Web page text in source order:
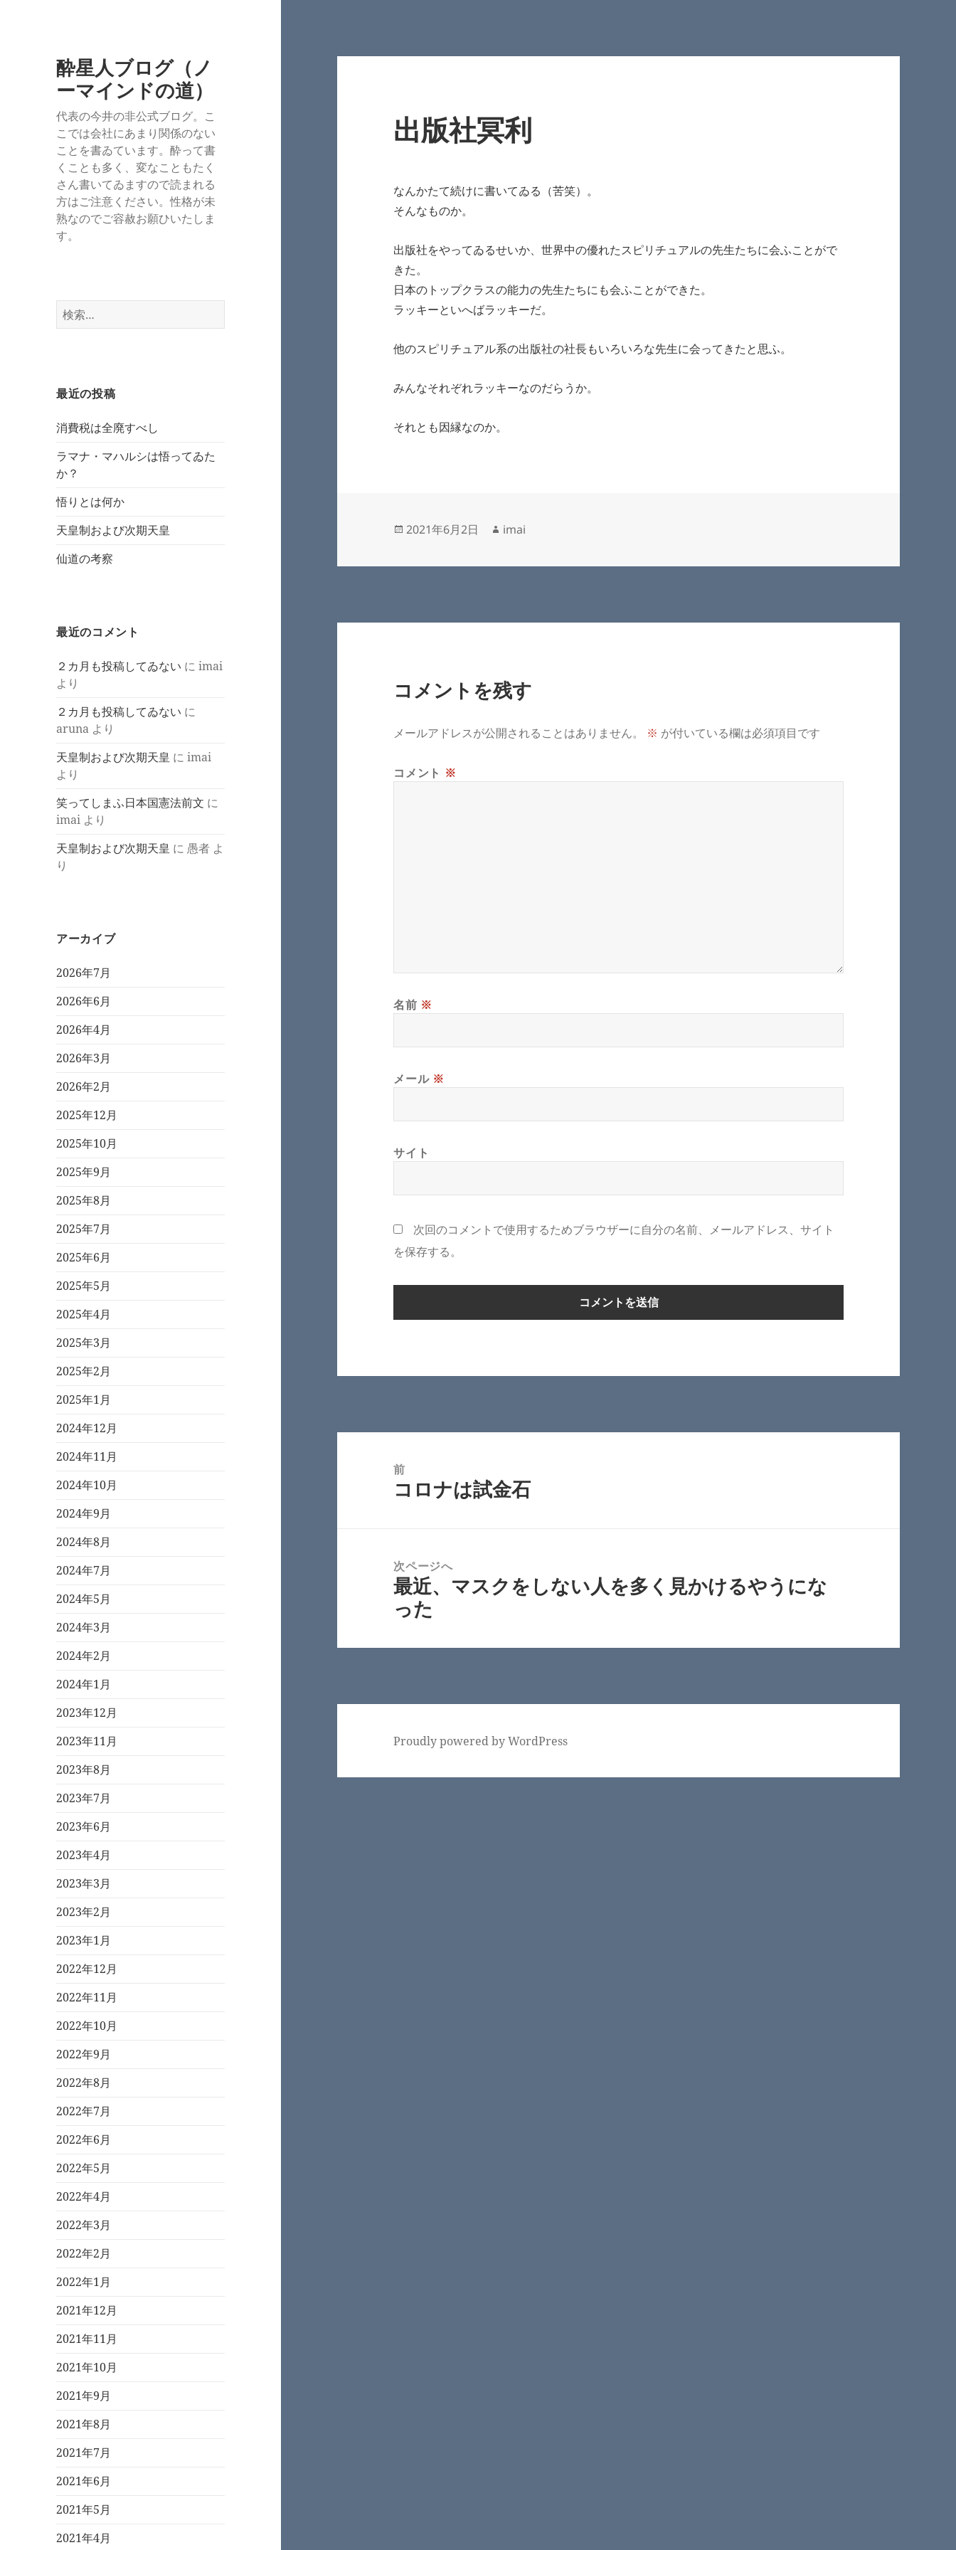
酔星人ブログ（ノ
ーマインドの道）
代表の今井の非公式ブログ。こ
こでは会社にあまり関係のない
ことを書ゐています。酔って書
くことも多く、変なこともたく
さん書いてゐますので読まれる
方はご注意ください。性格が未
熟なのでご容赦お願ひいたしま
す。
検
索:
最近の投稿
消費税は全廃すべし
ラマナ・マハルシは悟ってゐた
か？
悟りとは何か
天皇制および次期天皇
仙道の考察
最近のコメント
２カ月も投稿してゐない にimai
より
２カ月も投稿してゐない に
aruna より
天皇制および次期天皇 にimai
より
笑ってしまふ日本国憲法前文 に
imai より
天皇制および次期天皇 に 愚者 よ
り
アーカイブ
2026年7月
2026年6月
2026年4月
2026年3月
2026年2月
2025年12月
2025年10月
2025年9月
2025年8月
2025年7月
2025年6月
2025年5月
2025年4月
2025年3月
2025年2月
2025年1月
2024年12月
2024年11月
2024年10月
2024年9月
2024年8月
2024年7月
2024年5月
2024年3月
2024年2月
2024年1月
2023年12月
2023年11月
2023年8月
2023年7月
2023年6月
2023年4月
2023年3月
2023年2月
2023年1月
2022年12月
2022年11月
2022年10月
2022年9月
2022年8月
2022年7月
2022年6月
2022年5月
2022年4月
2022年3月
2022年2月
2022年1月
2021年12月
2021年11月
2021年10月
2021年9月
2021年8月
2021年7月
2021年6月
2021年5月
2021年4月
出版社冥利
なんかたて続けに書いてゐる（苦笑）。
そんなものか。
出版社をやってゐるせいか、世界中の優れたスピリチュアルの先生たちに会ふことがで
きた。
日本のトップクラスの能力の先生たちにも会ふことができた。
ラッキーといへばラッキーだ。
他のスピリチュアル系の出版社の社長もいろいろな先生に会ってきたと思ふ。
みんなそれぞれラッキーなのだらうか。
それとも因縁なのか。
投
日:
2021年6月2日
作
者
imai
コメントを残す
メールアドレスが公開されることはありません。 ※ が付いている欄は必須項目です
コメント ※
名前 ※
メール ※
サイト
次回のコメントで使用するためブラウザーに自分の名前、メールアドレス、サイト
を保存する。
前
前
コロナは試金石
次ページへ
次
の
稿:
最近、マスクをしない人を多く見かけるやうにな
った
Proudly powered by WordPress